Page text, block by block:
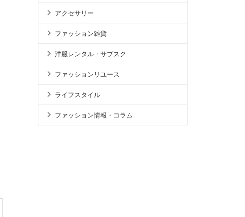
アクセサリー
ファッション雑貨
洋服レンタル・サブスク
ファッションリユース
ライフスタイル
ファッション情報・コラム